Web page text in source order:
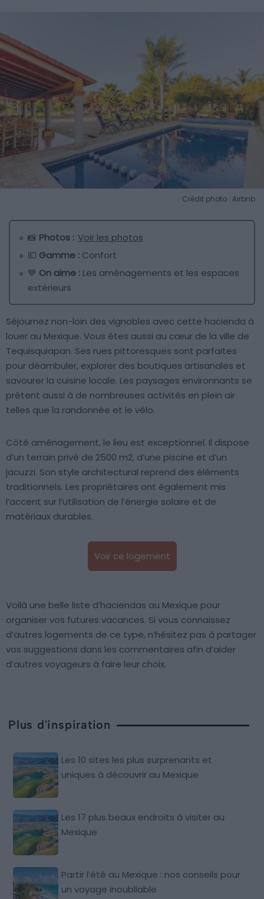
Crédit photo : Airbnb
📸 Photos : Voir les photos
💶 Gamme : Confort
💙 On aime : Les aménagements et les espaces
extérieurs
Séjournez non-loin des vignobles avec cette hacienda à
louer au Mexique. Vous êtes aussi au cœur de la ville de
Tequisquiapan. Ses rues pittoresques sont parfaites
pour déambuler, explorer des boutiques artisanales et
savourer la cuisine locale. Les paysages environnants se
prêtent aussi à de nombreuses activités en plein air
telles que la randonnée et le vélo.
Côté aménagement, le lieu est exceptionnel. Il dispose
d’un terrain privé de 2500 m2, d’une piscine et d’un
jacuzzi. Son style architectural reprend des éléments
traditionnels. Les propriétaires ont également mis
l’accent sur l’utilisation de l’énergie solaire et de
matériaux durables.
Voir ce logement
Voilà une belle liste d’haciendas au Mexique pour
organiser vos futures vacances. Si vous connaissez
d’autres logements de ce type, n’hésitez pas à partager
vos suggestions dans les commentaires afin d’aider
d’autres voyageurs à faire leur choix.
Plus d'inspiration
Les 10 sites les plus surprenants et
uniques à découvrir au Mexique
Les 17 plus beaux endroits à visiter au
Mexique
Partir l’été au Mexique : nos conseils pour
un voyage inoubliable